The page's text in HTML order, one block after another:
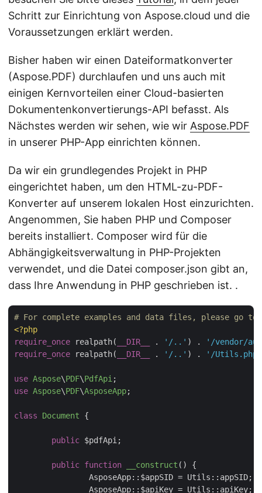
Schritt zur Einrichtung von Aspose.cloud und die
Voraussetzungen erklärt werden.
Bisher haben wir einen Dateiformatkonverter
(Aspose.PDF) durchlaufen und uns auch mit
einigen Kernvorteilen einer Cloud-basierten
Dokumentenkonvertierungs-API befasst. Als
Nächstes werden wir sehen, wie wir Aspose.PDF
in unserer PHP-App einrichten können.
Da wir ein grundlegendes Projekt in PHP
eingerichtet haben, um den HTML-zu-PDF-
Konverter auf unserem lokalen Host einzurichten.
Angenommen, Sie haben PHP und Composer
bereits installiert. Composer wird für die
Abhängigkeitsverwaltung in PHP-Projekten
verwendet, und die Datei composer.json gibt an,
dass Ihre Anwendung in PHP geschrieben ist. .
# For complete examples and data files, please go
<?php
require_once realpath( __DIR__ . '/..' ) .
'/vendor/
require_once realpath( __DIR__ . '/..' ) . '/Utils.php'
use Aspose\PDF\PdfApi
use Aspose\PDF\AsposeApp;
class Document {
public $pdfApi;
public function __construct ( ) {